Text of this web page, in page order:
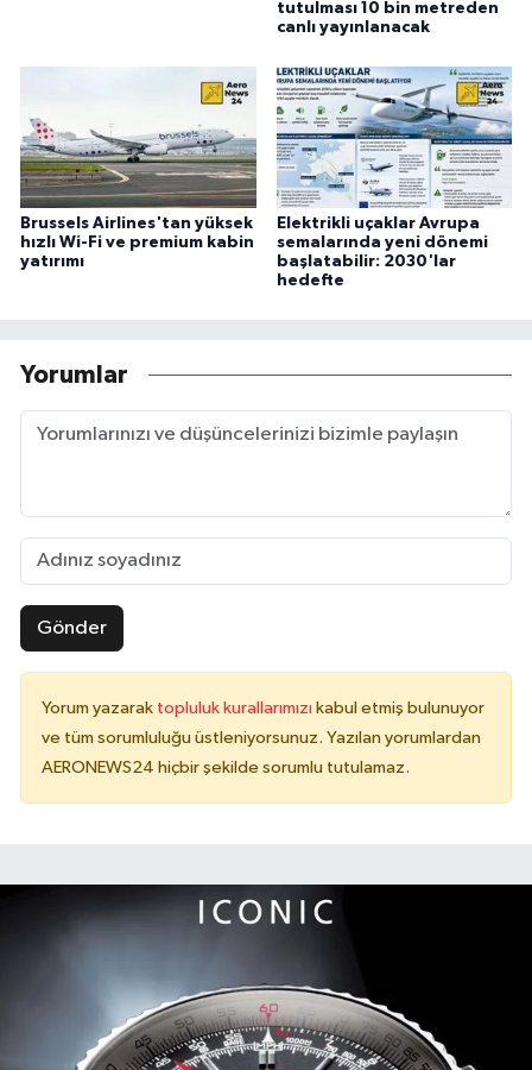
tutulması 10 bin metreden
canlı yayınlanacak
Brussels Airlines'tan yüksek
hızlı Wi-Fi ve premium kabin
yatırımı
Elektrikli uçaklar Avrupa
semalarında yeni dönemi
başlatabilir: 2030'lar
hedefte
Yorumlar
Gönder
Yorum yazarak topluluk kurallarımızı kabul etmiş bulunuyor
ve tüm sorumluluğu üstleniyorsunuz. Yazılan yorumlardan
AERONEWS24 hiçbir şekilde sorumlu tutulamaz.